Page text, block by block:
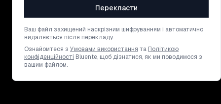
Перекласти
Ваш файл захищений наскрізним шифруванням і автоматично
видаляється після перекладу.
Ознайомтеся з Умовами використання та Політикою
конфіденційності Bluente, щоб дізнатися, як ми поводимося з
вашим файлом.